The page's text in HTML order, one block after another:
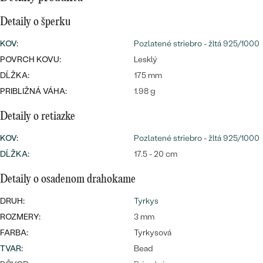
Najpredávanejšie
svadobné
obrúčky
PREZRIEŤ
DRAHOKAM
ZLATO
PLATINA
STRIEBRO
S DRAHOKAMAMI
S LAB GROWN DIAMANTMI
S PERLAMI
PODĽA ŠTÝLU
SYMBOLICKÉ
MINIMALISTICKÉ
PODĽA PRÍLEŽITOSTI
PODĽA FARBY
CENOVO DOSTUPNÉ
LUXUSNÉ
Detaily o šperku
KOV:
Pozlatené striebro - žltá 925/1000
POVRCH KOVU:
Lesklý
DĹŽKA:
175 mm
PRIBLIŽNÁ VÁHA:
1.98 g
Detaily o retiazke
KOV:
Pozlatené striebro - žltá 925/1000
DĹŽKA: 17.5 - 20 cm
Detaily o osadenom drahokame
DRUH:
Tyrkys
ROZMERY:
3 mm
FARBA:
Tyrkysová
TVAR:
Bead